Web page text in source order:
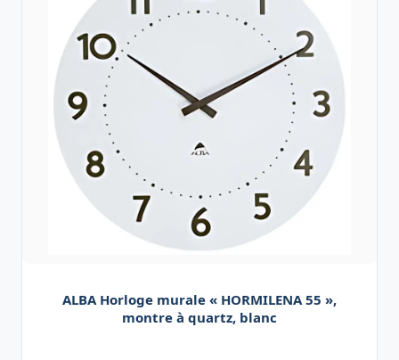
ALBA Horloge murale « HORMILENA 55 »,
montre à quartz, blanc